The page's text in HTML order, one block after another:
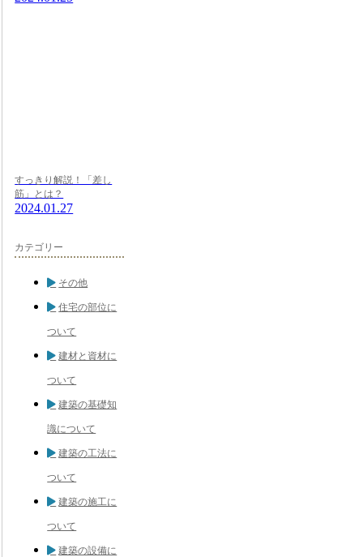
すっきり解説！「差し
筋」とは？
2024.01.27
カテゴリー
その他
住宅の部位に
ついて
建材と資材に
ついて
建築の基礎知
識について
建築の工法に
ついて
建築の施工に
ついて
建築の設備に